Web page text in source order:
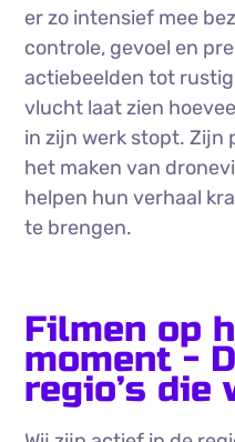
er zo intensief mee
controle, gevoel en
actiebeelden tot
vlucht laat zien
in zijn werk stopt. Zijn
het maken van
helpen hun verhaal
te brengen.
Filmen op
moment -
regio’s die